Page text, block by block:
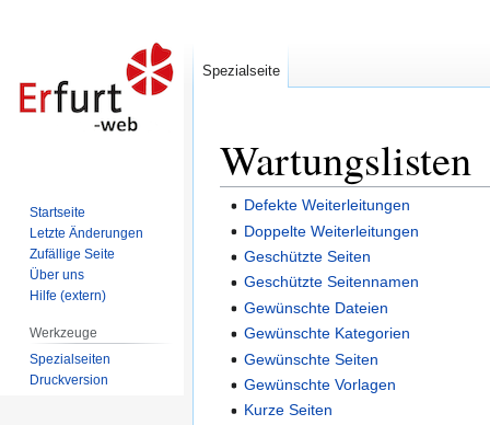
Navigation
springen
Suche
springen
Wartungslisten
Defekte Weiterleitungen
Doppelte Weiterleitungen
Geschützte Seiten
Geschützte Seitennamen
Gewünschte Dateien
Gewünschte Kategorien
Gewünschte Seiten
Gewünschte Vorlagen
Kurze Seiten
Spezialseite
Startseite
Letzte Änderungen
Zufällige Seite
Über uns
Hilfe (extern)
Werkzeuge
Spezialseiten
Druckversion